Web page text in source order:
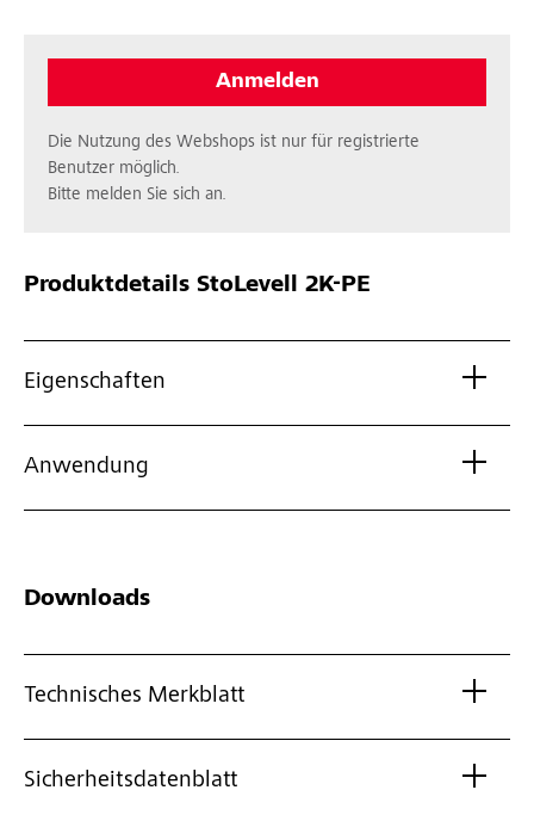
Anmelden
Die Nutzung des Webshops ist nur für registrierte
Benutzer möglich.
Bitte melden Sie sich an.
Produktdetails StoLevell 2K-PE
Eigenschaften
Anwendung
Downloads
Technisches Merkblatt
Sicherheitsdatenblatt